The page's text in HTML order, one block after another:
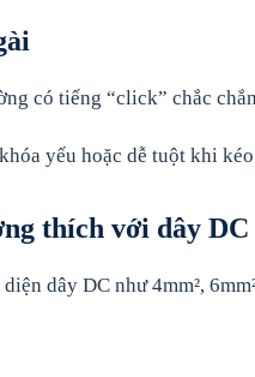
có tiếng “click” chắc
yếu hoặc dễ tuột khi
thích với dây DC
dây DC như 4mm²,